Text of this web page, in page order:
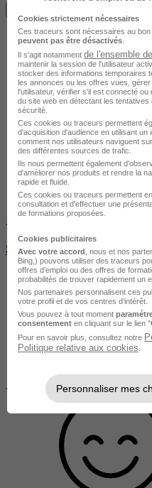
Avis du centre
Secrétariat - Assistant(e)
À DISTANCE
Cookies strictement nécessaires
Ces traceurs sont nécessaires au
peuvent pas être désactivés
Il s'agit notamment de l'ensemble
maintenir la session de l'utilisateur
stocker des informations temporaires
les annonces ou les offres vues,
l'utilisateur, vérifier s'il est connecté
du site web en détectant les
sécurité.
Ces cookies ou traceurs permettent
d'acquisition d'audience en utilisant
comment nos utilisateurs naviguent
des différentes sources de trafic.
Ils nous permettent également
d'améliorer nos produits et rendre la
rapide et fluide.
Ces cookies ou traceurs permettent
consultation et d'effectuer une
de formations proposées.
Cookies publicitaires
Avec votre accord , nous et nos
Bing,) pouvons utiliser des traceurs
offres d’emploi ou des offres de
probabilités de trouver rapidement un
Nos partenaires personnalisent ces
votre profil et de vos centres d’intérêt.
Vous pouvez à tout moment
consentement en cliquant sur le lien "
Pour en savoir plus, consultez notre
Politique relative aux cookies
Personnaliser mes